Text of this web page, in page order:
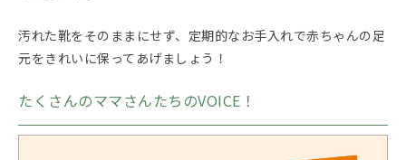
汚れた靴をそのままにせず、定期的なお手入れで赤ちゃんの足
元をきれいに保ってあげましょう！
たくさんのママさんたちのVOICE！